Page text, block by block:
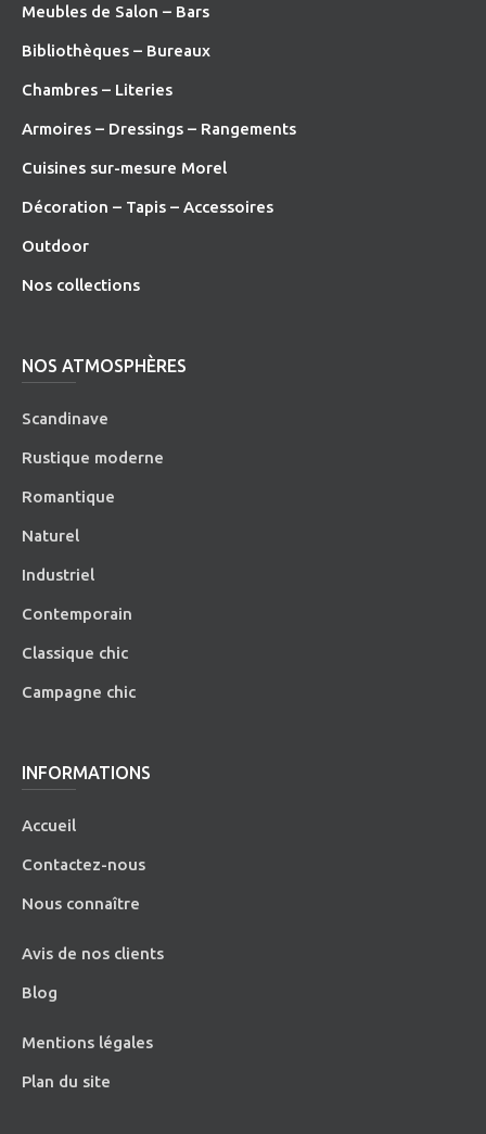
Meubles de Salon – Bars
Bibliothèques – Bureaux
Chambres – Literies
Armoires – Dressings – Rangements
Cuisines sur-mesure Morel
Décoration – Tapis – Accessoires
Outdoor
Nos collections
NOS ATMOSPHÈRES
Scandinave
Rustique moderne
Romantique
Naturel
Industriel
Contemporain
Classique chic
Campagne chic
INFORMATIONS
Accueil
Contactez-nous
Nous connaître
Avis de nos clients
Blog
Mentions légales
Plan du site